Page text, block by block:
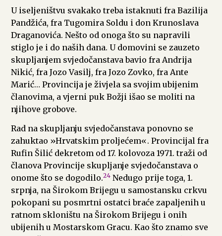
U iseljeništvu svakako treba istaknuti fra Bazilija
Pandžića, fra Tugomira Soldu i don Krunoslava
Draganovića. Nešto od onoga što su napravili
stiglo je i do naših dana. U domovini se zauzeto
skupljanjem svjedočanstava bavio fra Andrija
Nikić, fra Jozo Vasilj, fra Jozo Zovko, fra Ante
Marić… Provincija je živjela sa svojim ubijenim
članovima, a vjerni puk Božji išao se moliti na
njihove grobove.
Rad na skupljanju svjedočanstava ponovno se
zahuktao »Hrvatskim proljećem«. Provincijal fra
Rufin Šilić dekretom od 17. kolovoza 1971. traži od
članova Provincije skupljanje svjedočanstava o
onome što se dogodilo.24 Nedugo prije toga, 1.
srpnja, na Širokom Brijegu u samostansku crkvu
pokopani su posmrtni ostatci braće zapaljenih u
ratnom skloništu na Širokom Brijegu i onih
ubijenih u Mostarskom Gracu. Kao što znamo sve